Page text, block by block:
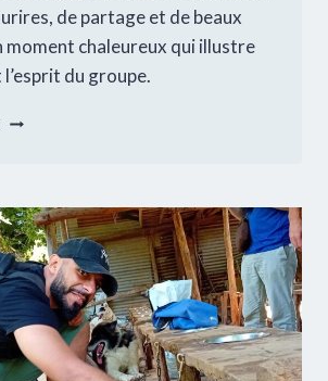
de partage et de beaux
moment chaleureux qui illustre
du groupe.
ANNIVERSAIRE
VIE